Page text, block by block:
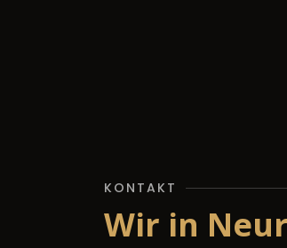
KONTAKT
Wir in